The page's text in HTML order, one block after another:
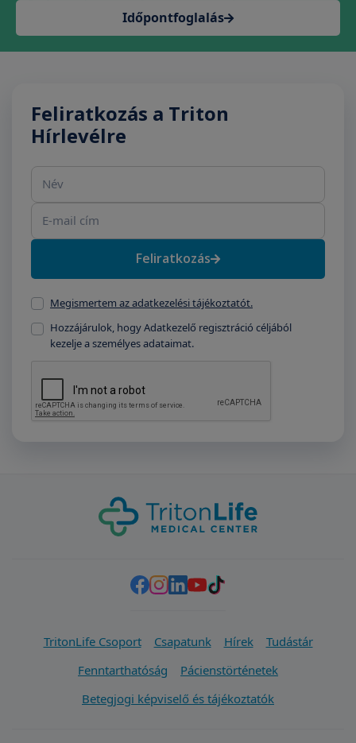
Időpontfoglalás
Feliratkozás a Triton
Hírlevélre
Név
E-mail cím
Feliratkozás
Megismertem az adatkezelési tájékoztatót.
Hozzájárulok, hogy Adatkezelő regisztráció céljából
kezelje a személyes adataimat.
TritonLife Csoport Csapatunk Hírek
Tudástár
Fenntarthatóság
Pácienstörténetek
Betegjogi képviselő és tájékoztatók